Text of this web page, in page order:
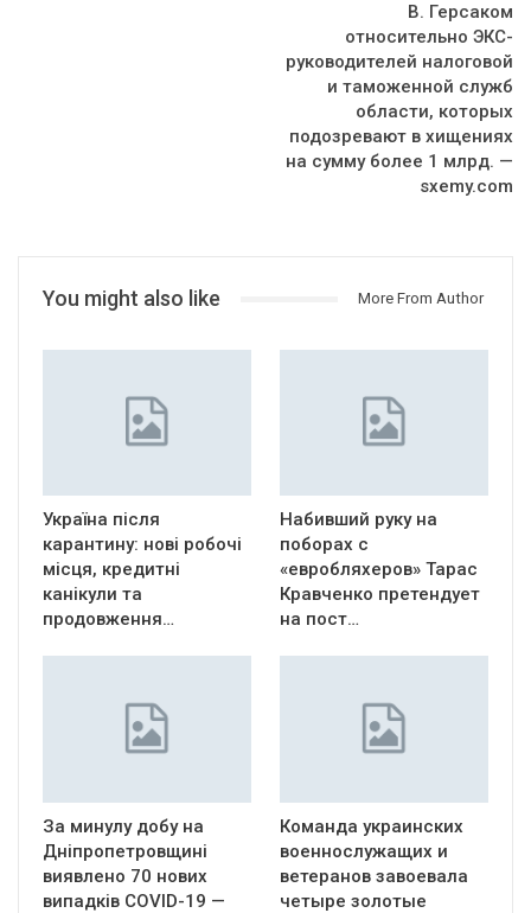
В. Герсаком
относительно ЭКС-
руководителей налоговой
и таможенной служб
области, которых
подозревают в хищениях
на сумму более 1 млрд. —
sxemy.com
You might also like More From Author
Україна після
карантину: нові робочі
місця, кредитні
канікули та
продовження…
Набивший руку на
поборах с
«евробляхеров» Тарас
Кравченко претендует
на пост…
За минулу добу на
Дніпропетровщині
виявлено 70 нових
випадків COVID-19 —
Команда украинских
военнослужащих и
ветеранов завоевала
четыре золотые